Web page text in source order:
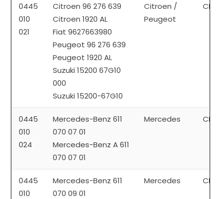
0445
010
021
Citroen 96 276 639
Citroen 1920 AL
Fiat 9627663980
Peugeot 96 276 639
Peugeot 1920 AL
Suzuki 15200 67G10
000
Suzuki 15200-67G10
Citroen /
Peugeot
CP1
0445
010
024
Mercedes-Benz 611
070 07 01
Mercedes-Benz A 611
070 07 01
Mercedes CP1
0445
010
Mercedes-Benz 611
070 09 01
Mercedes CP1